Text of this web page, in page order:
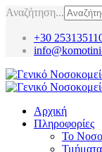
Αναζήτηση...
+30
Αρχική
Πληροφορίες
Το
Τμήματα